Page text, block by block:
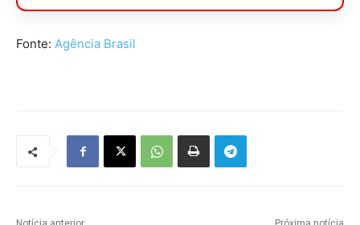
Fonte: Agência Brasil